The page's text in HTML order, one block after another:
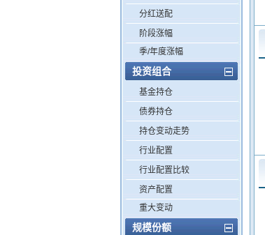
分红送配
阶段涨幅
季/年度涨幅
投资组合
基金持仓
债券持仓
持仓变动走势
行业配置
行业配置比较
资产配置
重大变动
规模份额